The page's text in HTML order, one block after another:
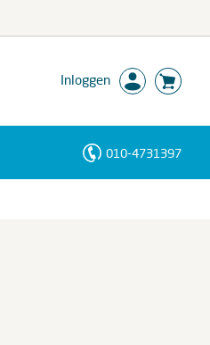
Inloggen
010-4731397